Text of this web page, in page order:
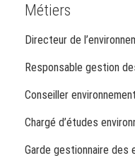
Métiers
Directeur de
Responsable gestion
Conseiller environnement
Chargé d’études
Garde gestionnaire des